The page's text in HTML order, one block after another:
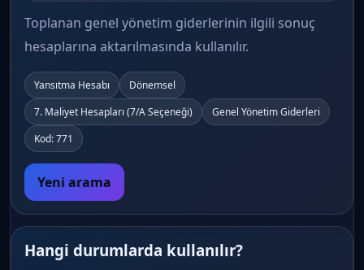
Toplanan genel yönetim giderlerinin ilgili sonuç
hesaplarına aktarılmasında kullanılır.
Yansıtma Hesabı
Dönemsel
7. Maliyet Hesapları (7/A Seçeneği)
Genel Yönetim Giderleri
Kod: 771
Yeni arama
Hangi durumlarda kullanılır?